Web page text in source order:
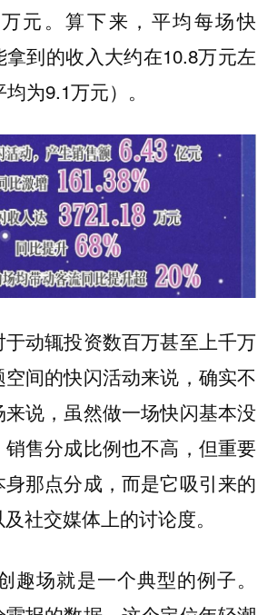
元。算下来，平均每场快
到的收入大约在10.8万元左
为9.1万元）。
动辄投资数百万甚至上千万
间的快闪活动来说，确实不
说，虽然做一场快闪基本没
售分成比例也不高，但重要
那点分成，而是它吸引来的
社交媒体上的讨论度。
趣场就是一个典型的例子。